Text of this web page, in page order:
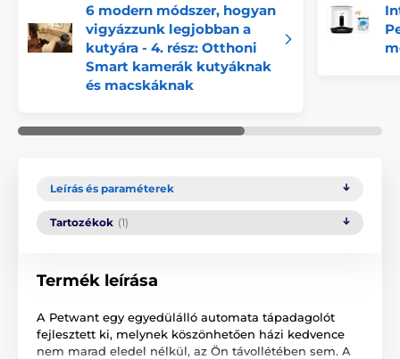
6 modern módszer, hogyan
vigyázzunk legjobban a
kutyára - 4. rész: Otthoni
Smart kamerák kutyáknak
és macskáknak
Leírás és paraméterek
Tartozékok (1)
Termék leírása
A Petwant egy egyedülálló automata tápadagolót
fejlesztett ki, melynek köszönhetően házi kedvence
nem marad eledel nélkül, az Ön távollétében sem. A